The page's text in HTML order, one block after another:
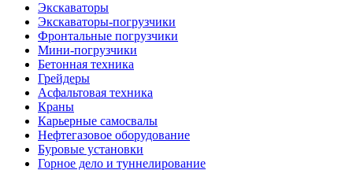
Экскаваторы
Экскаваторы-погрузчики
Фронтальные погрузчики
Мини-погрузчики
Бетонная техника
Грейдеры
Асфальтовая техника
Краны
Карьерные самосвалы
Нефтегазовое оборудование
Буровые установки
Горное дело и туннелирование